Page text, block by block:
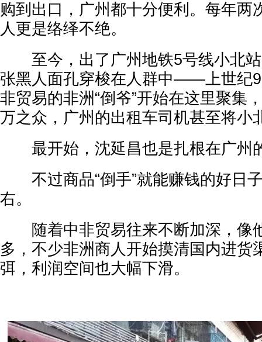
购到出口，广州都十分便利。每年两
人更是络绎不绝。
至今，出了广州地铁5号线小北站
张黑人面孔穿梭在人群中——上世纪
非贸易的非洲“倒爷”开始在这里聚集
万之众，广州的出租车司机甚至将小
最开始，沈延昌也是扎根在广州
不过商品“倒手”就能赚钱的好日
右。
随着中非贸易往来不断加深，像
多，不少非洲商人开始摸清国内进货
弭，利润空间也大幅下滑。